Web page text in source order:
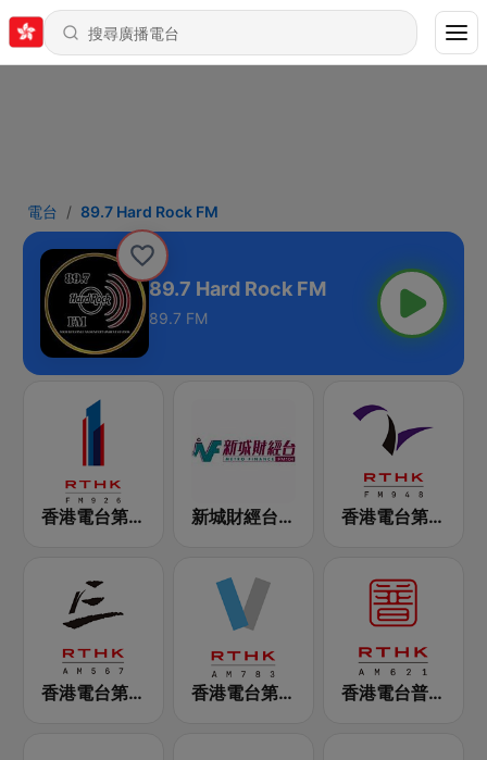
電台 89.7 Hard Rock FM
89.7 Hard Rock FM
89.7 FM
香港電台第一台 RTHK Radio 1 新城財經台 Metro Finance FM104 香港電台第二台 RTHK Radio 2
香港電台第三台 RTHK Radio 3 香港電台第五台 - RTHK Radio 5 香港電台普通話台 RTHK Radio